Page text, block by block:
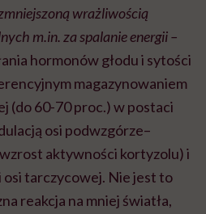
wrażliwością
m.in. za spalanie energii –
hormonów głodu i sytości
magazynowaniem
(do 60-70 proc.) w postaci
osi podwzgórze–
aktywności kortyzolu) i
osi tarczycowej. Nie jest to
reakcja na mniej światła,